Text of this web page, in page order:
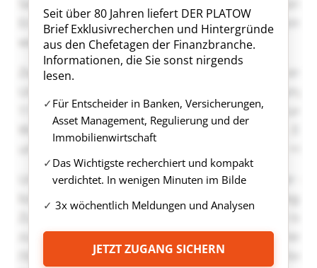
Seit über 80 Jahren liefert DER PLATOW
Brief Exklusivrecherchen und Hintergründe
aus den Chefetagen der Finanzbranche.
Informationen, die Sie sonst nirgends
lesen.
Für Entscheider in Banken, Versicherungen,
Asset Management, Regulierung und der
Immobilienwirtschaft
Das Wichtigste recherchiert und kompakt
verdichtet. In wenigen Minuten im Bilde
3x wöchentlich Meldungen und Analysen
JETZT ZUGANG SICHERN